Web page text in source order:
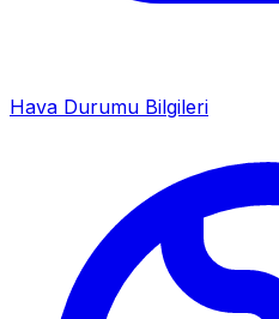
Hava Durumu Bilgileri